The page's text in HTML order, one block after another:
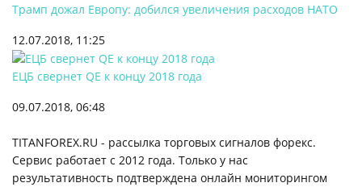
Трамп дожал Европу: добился увеличения расходов НАТО
12.07.2018, 11:25
ЕЦБ свернет QE к концу 2018 года
09.07.2018, 06:48
TITANFOREX.RU - рассылка торговых сигналов форекс.
Сервис работает с 2012 года. Только у нас
результативность подтверждена онлайн мониторингом